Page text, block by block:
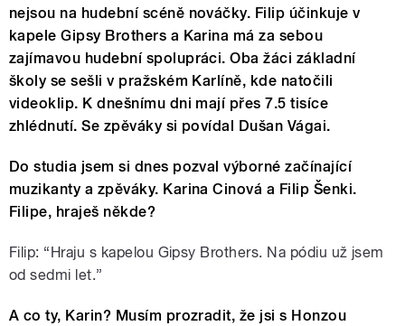
nejsou na hudební scéně nováčky. Filip účinkuje v
kapele Gipsy Brothers a Karina má za sebou
zajímavou hudební spolupráci. Oba žáci základní
školy se sešli v pražském Karlíně, kde natočili
videoklip. K dnešnímu dni mají přes 7.5 tisíce
zhlédnutí. Se zpěváky si povídal Dušan Vágai.
Do studia jsem si dnes pozval výborné začínající
muzikanty a zpěváky. Karina Cinová a Filip Šenki.
Filipe, hraješ někde?
Filip: “Hraju s kapelou Gipsy Brothers. Na pódiu už jsem
od sedmi let.”
A co ty, Karin? Musím prozradit, že jsi s Honzou